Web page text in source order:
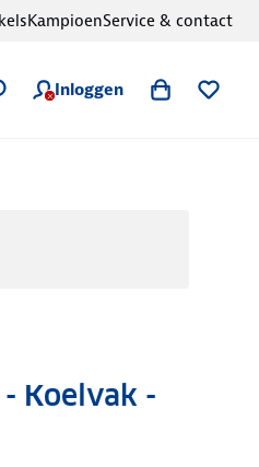
Inloggen
KampioenService & contact
Koelvak -